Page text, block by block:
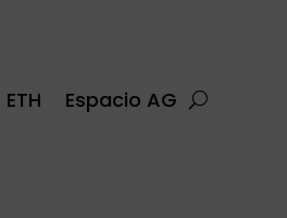
ETH Espacio AG